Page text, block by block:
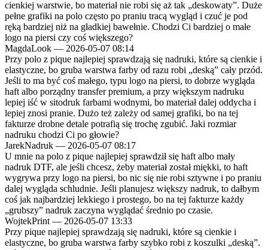
cienkiej warstwie, bo materiał nie robi się aż tak „deskowaty”. Duże
pełne grafiki na polo często po praniu tracą wygląd i czuć je pod
ręką bardziej niż na gładkiej bawełnie. Chodzi Ci bardziej o małe
logo na piersi czy coś większego?
MagdaLook — 2026-05-07 08:14
Przy polo z pique najlepiej sprawdzają się nadruki, które są cienkie i
elastyczne, bo gruba warstwa farby od razu robi „deską” cały przód.
Jeśli to ma być coś małego, typu logo na piersi, to dobrze wygląda
haft albo porządny transfer premium, a przy większym nadruku
lepiej iść w sitodruk farbami wodnymi, bo materiał dalej oddycha i
lepiej znosi pranie. Dużo też zależy od samej grafiki, bo na tej
fakturze drobne detale potrafią się trochę zgubić. Jaki rozmiar
nadruku chodzi Ci po głowie?
JarekNadruk — 2026-05-07 08:17
U mnie na polo z pique najlepiej sprawdził się haft albo mały
nadruk DTF, ale jeśli chcesz, żeby materiał został miękki, to haft
wygrywa przy logo na piersi, bo nic się nie robi sztywne i po praniu
dalej wygląda schludnie. Jeśli planujesz większy nadruk, to dałbym
coś jak najbardziej lekkiego i prostego, bo na tej fakturze każdy
„grubszy” nadruk zaczyna wyglądać średnio po czasie.
WojtekPrint — 2026-05-07 13:33
Przy pique najlepiej sprawdzają się nadruki, które są cienkie i
elastyczne, bo gruba warstwa farby szybko robi z koszulki „deską”.